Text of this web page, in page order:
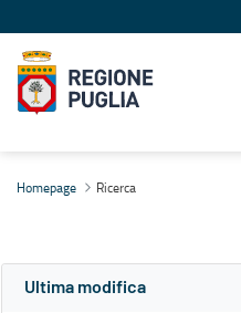
Homepage Ricerca
Ultima modifica